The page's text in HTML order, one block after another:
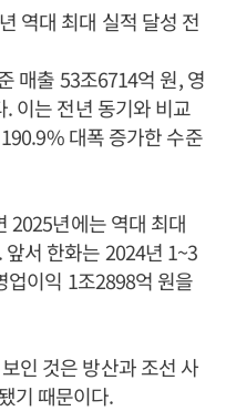
역대 최대 실적 달성 전
매출 53조6714억 원, 영
이는 전년 동기와 비교
대폭 증가한 수준
2025년에는 역대 최대
서 한화는 2024년 1~3
업이익 1조2898억 원을
인 것은 방산과 조선 사
기 때문이다.